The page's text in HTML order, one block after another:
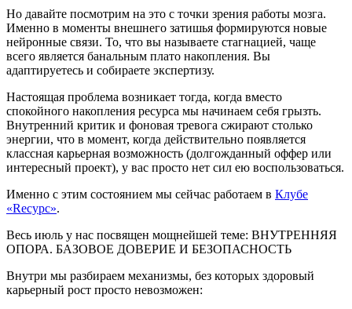
Но давайте посмотрим на это с точки зрения работы мозга.
Именно в моменты внешнего затишья формируются новые
нейронные связи. То, что вы называете стагнацией, чаще
всего является банальным плато накопления. Вы
адаптируетесь и собираете экспертизу.
Настоящая проблема возникает тогда, когда вместо
спокойного накопления ресурса мы начинаем себя грызть.
Внутренний критик и фоновая тревога сжирают столько
энергии, что в момент, когда действительно появляется
классная карьерная возможность (долгожданный оффер или
интересный проект), у вас просто нет сил ею воспользоваться.
Именно с этим состоянием мы сейчас работаем в Клубе
«Reсурс».
Весь июль у нас посвящен мощнейшей теме: ВНУТРЕННЯЯ
ОПОРА. БАЗОВОЕ ДОВЕРИЕ И БЕЗОПАСНОСТЬ
Внутри мы разбираем механизмы, без которых здоровый
карьерный рост просто невозможен: